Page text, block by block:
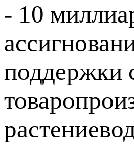
- 10
поддержки